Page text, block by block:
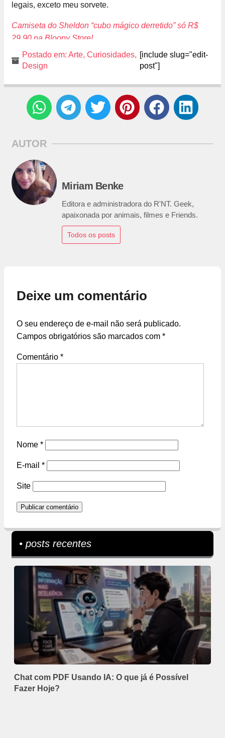
legais, exceto meu sorvete.
Camiseta do Sheldon “cubo mágico derretido” só R$
29,90 na Bloopy Store!
Postado em: Arte, Curiosidades,
Design
[include slug="edit-
post"]
AUTOR
Miriam Benke
Editora e administradora do R'NT. Geek,
apaixonada por animais, filmes e Friends.
Todos os posts
Deixe um comentário
O seu endereço de e-mail não será publicado.
Campos obrigatórios são marcados com *
Comentário *
Nome *
E-mail *
Site
• posts recentes
Chat com PDF Usando IA: O que já é Possível
Fazer Hoje?